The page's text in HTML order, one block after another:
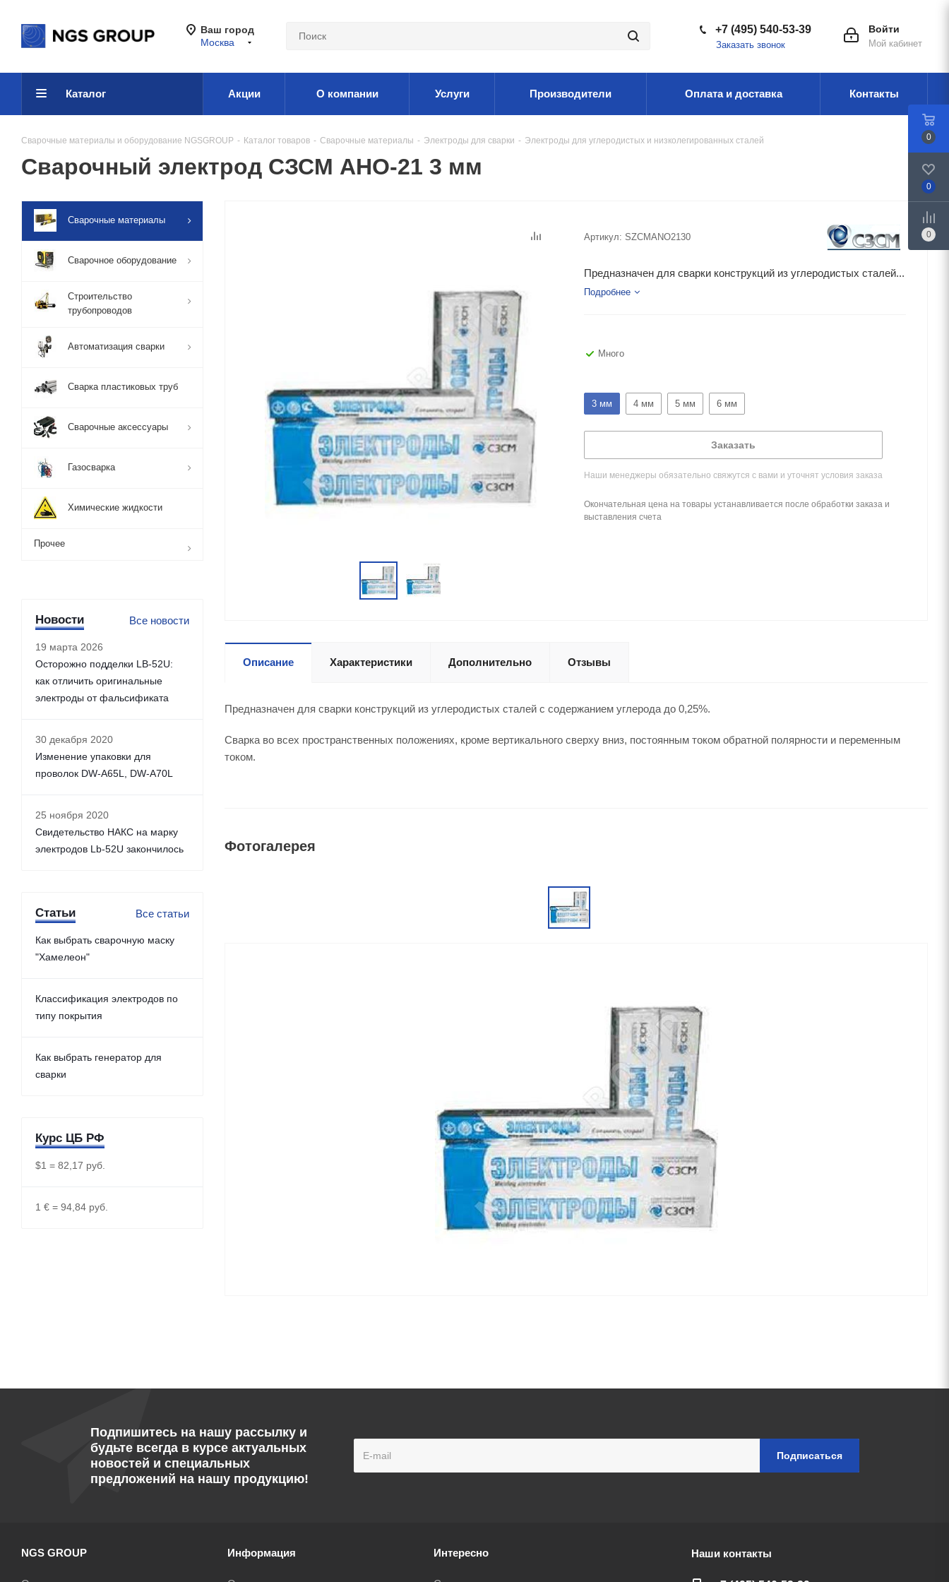
Ваш город
Москва
Войти
Мой кабинет
+7 (495) 540-53-39
Заказать звонок
Каталог Акции О компании Услуги Производители Оплата и доставка Контакты
Сварочные материалы и оборудование NGSGROUP - Каталог товаров - Сварочные материалы - Электроды для сварки - Электроды для углеродистых и низколегированных сталей
Сварочный электрод СЗСМ АНО-21 3 мм
Артикул: SZCMANO2130
Предназначен для сварки конструкций из углеродистых сталей...
Подробнее
Много
3 мм 4 мм 5 мм 6 мм
Заказать
Наши менеджеры обязательно свяжутся с вами и уточнят условия заказа
Окончательная цена на товары устанавливается после обработки заказа и
выставления счета
Описание Характеристики Дополнительно Отзывы
Предназначен для сварки конструкций из углеродистых сталей с содержанием углерода до 0,25%.
Сварка во всех пространственных положениях, кроме вертикального сверху вниз, постоянным током обратной полярности и переменным
током.
Фотогалерея
Сварочные материалы
Сварочное оборудование
Строительство
трубопроводов
Автоматизация сварки
Сварка пластиковых труб
Сварочные аксессуары
Газосварка
Химические жидкости
Прочее
Новости Все новости
19 марта 2026
Осторожно подделки LB-52U:
как отличить оригинальные
электроды от фальсификата
30 декабря 2020
Изменение упаковки для
проволок DW-A65L, DW-A70L
25 ноября 2020
Свидетельство НАКС на марку
электродов Lb-52U закончилось
Статьи Все статьи
Как выбрать сварочную маску
"Хамелеон"
Классификация электродов по
типу покрытия
Как выбрать генератор для
сварки
Курс ЦБ РФ
$1 = 82,17 руб.
1 € = 94,84 руб.
Подпишитесь на нашу рассылку и
будьте всегда в курсе актуальных
новостей и специальных
предложений на нашу продукцию!
NGS GROUP Информация Интересно Наши контакты
0
0
0